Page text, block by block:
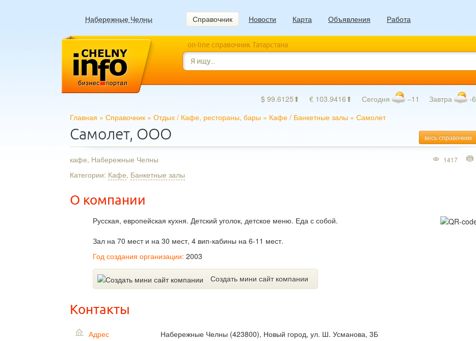
Набережные Челны Справочник Новости Карта Объявления Работа
on-line справочник Татарстана
$ 99.6125⬆ € 103.9416⬆ Сегодня −11 Завтра -6
Главная » Справочник » Отдых / Кафе, рестораны, бары » Кафе / Банкетные залы » Самолет
весь справочник
Самолет, ООО
кафе, Набережные Челны
Категории: Кафе, Банкетные залы
О компании
Русская, европейская кухня. Детский уголок, детское меню. Еда с собой.
Зал на 70 мест и на 30 мест, 4 вип-кабины на 6-11 мест.
Год создания организации: 2003
Создать мини сайт компании
1417
Контакты
Адрес Набережные Челны (423800), Новый город, ул. Ш. Усманова, 3Б